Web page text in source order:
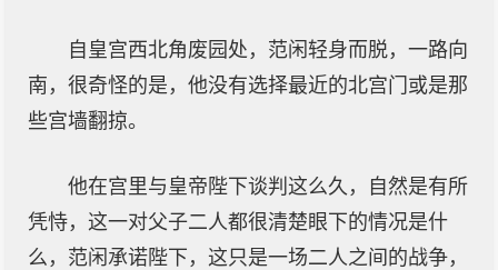
自皇宫西北角废园处，范闲轻身而脱，一路向
南，很奇怪的是，他没有选择最近的北宫门或是那
些宫墙翻掠。
他在宫里与皇帝陛下谈判这么久，自然是有所
凭恃，这一对父子二人都很清楚眼下的情况是什
么，范闲承诺陛下，这只是一场二人之间的战争，